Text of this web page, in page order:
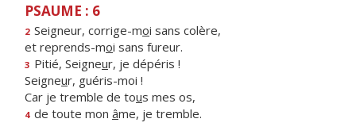
PSAUME : 6
2 Seigneur, corrige-moi sans colère,
et reprends-moi sans fureur.
3 Pitié, Seigneur, je dépéris !
Seigneur, guéris-moi !
Car je tremble de tous mes os,
4 de toute mon âme, je tremble.